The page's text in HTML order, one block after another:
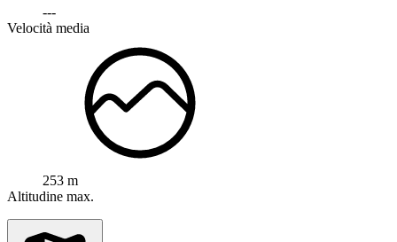
---
Velocità media
253 m
Altitudine max.